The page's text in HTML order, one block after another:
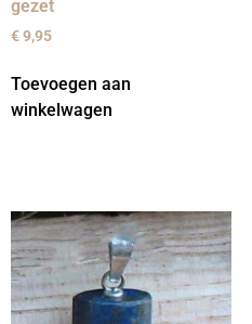
gezet
€9,95
Toevoegen aan
winkelwagen